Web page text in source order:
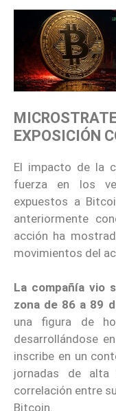
EXPOSICIÓN
El impacto de la
fuerza en los
expuestos a
anteriormente
acción ha
movimientos del
La compañía vio
zona de 86 a 89
una figura de
desarrollándose
inscribe en un
jornadas de alta
correlación entre
Bitcoin.